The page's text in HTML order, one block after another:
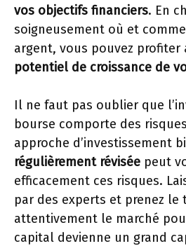
vos objectifs financiers. En
soigneusement où et
argent, vous pouvez profiter
potentiel de croissance de
Il ne faut pas oublier que
bourse comporte des
approche d’investissement
régulièrement révisée peut
efficacement ces risques.
par des experts et prenez le
attentivement le marché
capital devienne un grand